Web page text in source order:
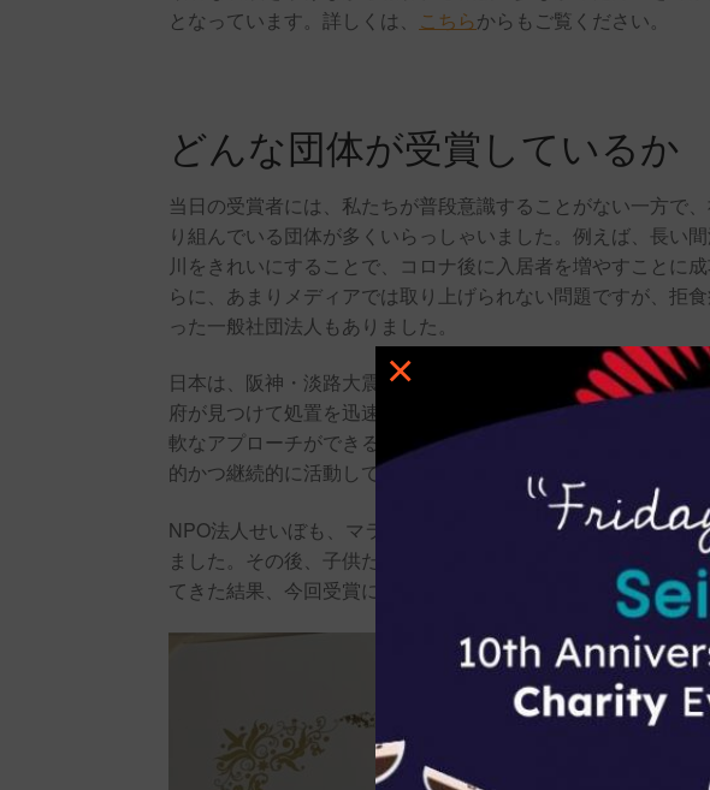
となっています。詳しくは、 こちらからもご覧ください。
どんな団体が受賞しているか
当日の受賞者には、私たちが普段意識することがない一方で
り組んでいる団体が多くいらっしゃいました。例えば、長い
川をきれいにすることで、コロナ後に入居者を増やすことに
らに、あまりメディアでは取り上げられない問題ですが、拒
った一般社団法人もありました。
日本は、阪神・淡路大震災、東日本大震災を経て、多くの
府が見つけて処置を迅速にできる項目ではなく、長期的な対
軟なアプローチができるのが、NPOや一般社団法人などの第
的かつ継続的に活動してきた団体が、今回受賞されたのだと思
NPO法人せいぼも、マラウイで最も必要なのが食事と教育で
ました。その後、子供たちが学校給食を食べることのできる
てきた結果、今回受賞に至ったのだと思います。
×